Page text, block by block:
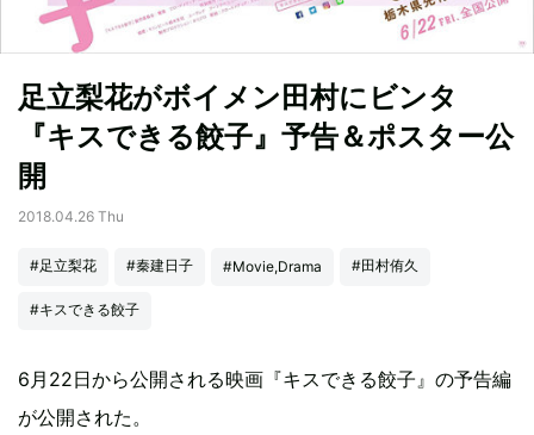
足立梨花がボイメン田村にビンタ
『キスできる餃子』予告＆ポスター公
開
2018.04.26 Thu
#足立梨花 #秦建日子 #Movie,Drama #田村侑久
#キスできる餃子
6月22日から公開される映画『キスできる餃子』の予告編
が公開された。